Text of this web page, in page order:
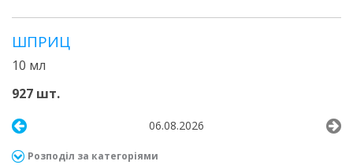
ШПРИЦ
10 мл
927 шт.
06.08.2026
Розподіл за категоріями